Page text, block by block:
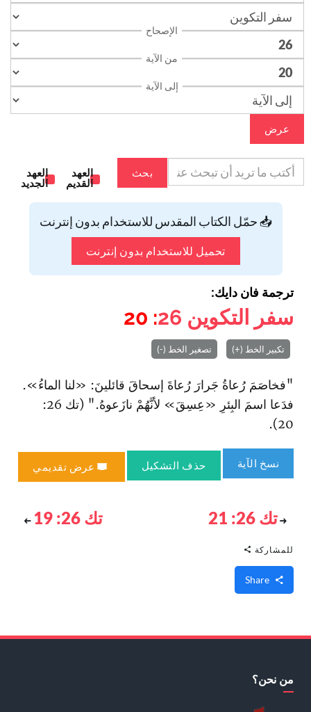
الإصحاح
من الآية
إلى الآية
عرض
بحث
العهد
القديم
العهد
الجديد
📥 حمّل الكتاب المقدس للاستخدام بدون إنترنت
تحميل للاستخدام بدون إنترنت
ترجمة فان دايك:
سفر التكوين 26
: 20
تكبير الخط (+) تصغير الخط (-)
"فخاصَمَ رُعاةُ جَرارَ رُعاةَ إسحاقَ قائلينَ: «لنا الماءُ».
فدَعا اسمَ البِئرِ «عِسِقَ» لأنَّهُمْ نازَعوهُ." (تك 26:
20).
نسخ الآية حذف التشكيل عرض تقديمي
تك 26: 21 تك 26: 19
للمشاركة
من نحن؟